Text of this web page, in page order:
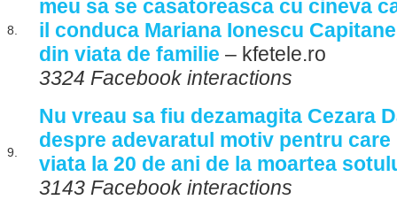
8.
meu sa se casatoreasca cu cineva
il conduca Mariana Ionescu
din viata de familie – kfetele.ro
3324 Facebook interactions
9.
Nu vreau sa fiu dezamagita Cezara
despre adevaratul motiv pentru
viata la 20 de ani de la moartea
3143 Facebook interactions